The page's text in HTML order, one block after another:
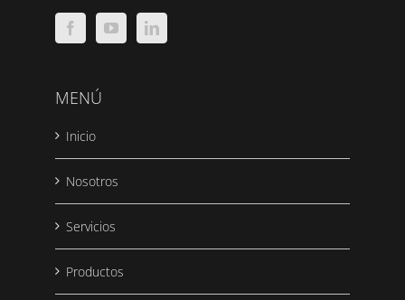
MENÚ
Inicio
Nosotros
Servicios
Productos